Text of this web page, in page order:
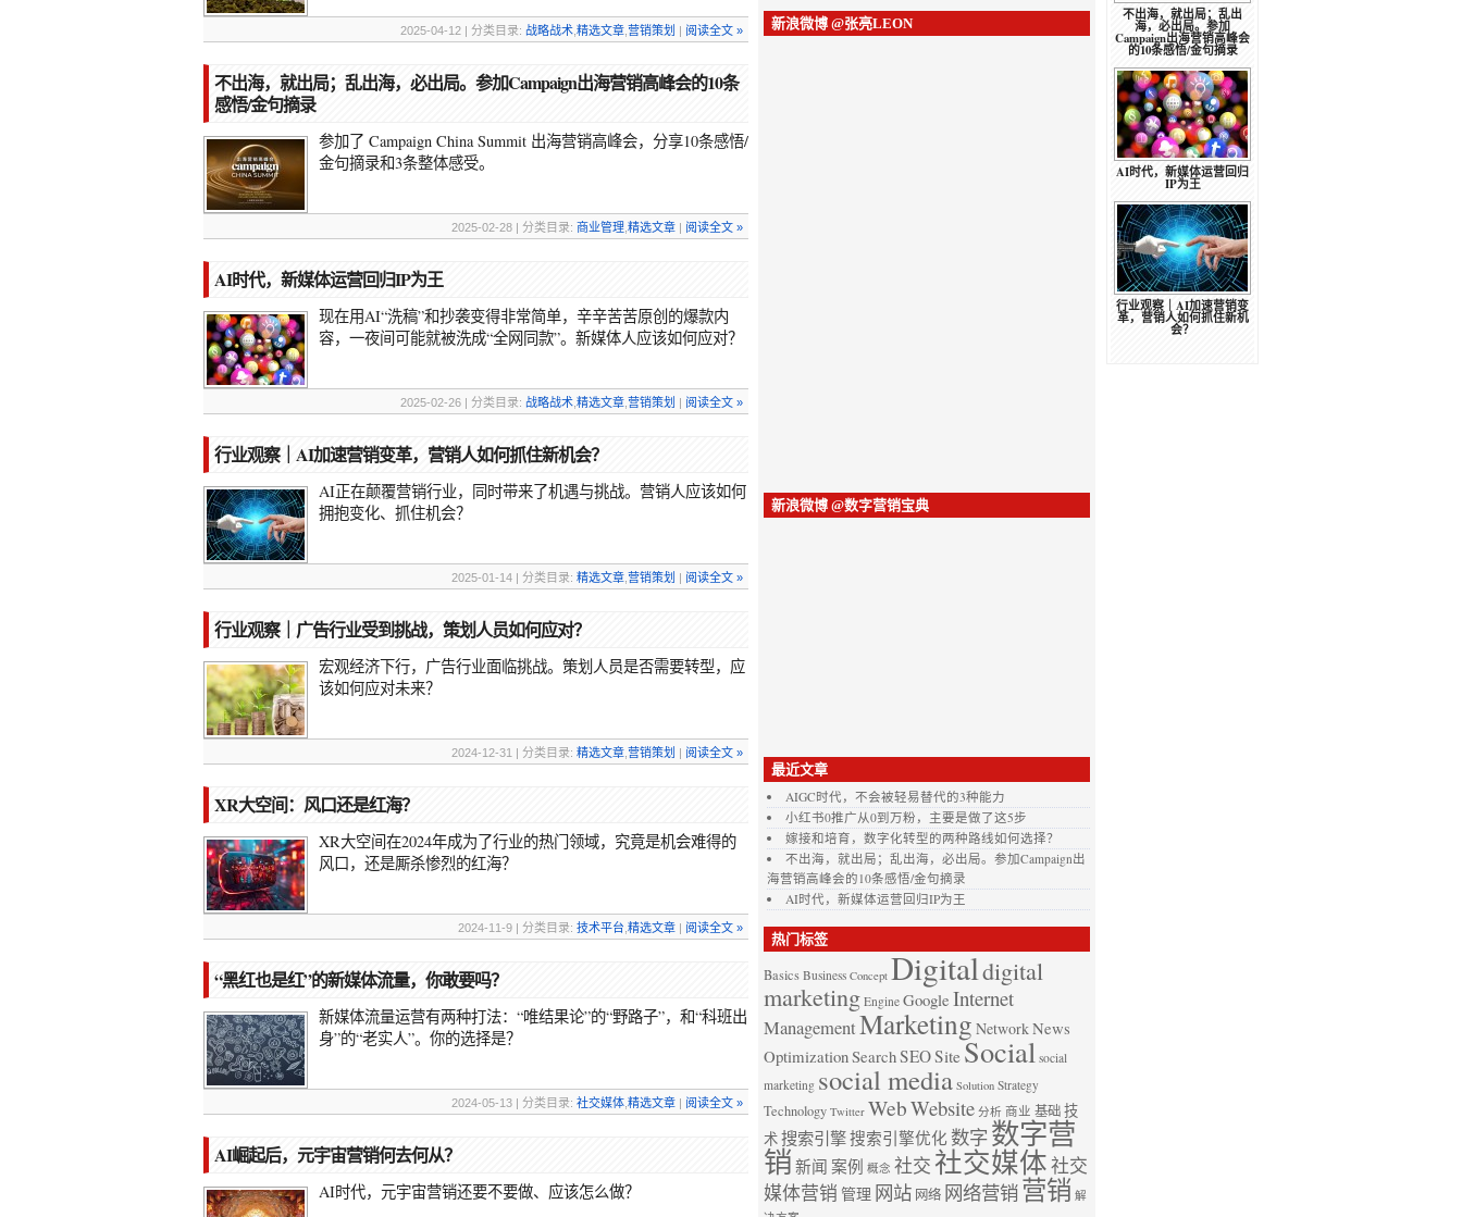
2025-04-12 | 分类目录: 战略战术 精选文章 营销策划 | 阅读全文 »
不出海，就出局；乱出海，必出局。参加Campaign出海营销高峰会的10条
感悟/金句摘录
参加了 Campaign China Summit 出海营销高峰会，分享10条感悟/
金句摘录和3条整体感受。
2025-02-28 | 分类目录: 商业管理 精选文章 | 阅读全文 »
AI时代，新媒体运营回归IP为王
现在用AI“洗稿”和抄袭变得非常简单，辛辛苦苦原创的爆款内
容，一夜间可能就被洗成“全网同款”。新媒体人应该如何应对？
2025-02-26 | 分类目录: 战略战术 精选文章 营销策划 | 阅读全文 »
行业观察｜AI加速营销变革，营销人如何抓住新机会？
AI正在颠覆营销行业，同时带来了机遇与挑战。营销人应该如何
拥抱变化、抓住机会？
2025-01-14 | 分类目录: 精选文章 营销策划 | 阅读全文 »
行业观察｜广告行业受到挑战，策划人员如何应对？
宏观经济下行，广告行业面临挑战。策划人员是否需要转型，应
该如何应对未来？
2024-12-31 | 分类目录: 精选文章 营销策划 | 阅读全文 »
XR大空间：风口还是红海？
XR大空间在2024年成为了行业的热门领域，究竟是机会难得的
风口，还是厮杀惨烈的红海？
2024-11-9 | 分类目录: 技术平台 精选文章 | 阅读全文 »
“黑红也是红”的新媒体流量，你敢要吗？
新媒体流量运营有两种打法：“唯结果论”的“野路子”，和“科班出
身”的“老实人”。你的选择是？
2024-05-13 | 分类目录: 社交媒体 精选文章 | 阅读全文 »
AI崛起后，元宇宙营销何去何从？
AI时代，元宇宙营销还要不要做、应该怎么做？
新浪微博 @张亮LEON
新浪微博 @数字营销宝典
最近文章
AIGC时代，不会被轻易替代的3种能力
小红书0推广从0到万粉，主要是做了这5步
嫁接和培育，数字化转型的两种路线如何选择？
不出海，就出局；乱出海，必出局。参加Campaign出
海营销高峰会的10条感悟/金句摘录
AI时代，新媒体运营回归IP为王
热门标签
Basics Business Concept Digitaldigital
marketing Engine Google Internet
ManagementMarketing NetworkNews
OptimizationSearchSEOSiteSocial social
marketing social media Solution Strategy
Technology Twitter WebWebsite 分析 商业 基础技
术搜索引擎搜索引擎优化 数字数字营
销 新闻 案例 概念 社交 社交媒体社交
媒体营销 管理 网站 网络 网络营销营销 解
不出海，就出局；乱出
海，必出局。参加
Campaign出海营销高峰会
的10条感悟/金句摘录
AI时代，新媒体运营回归
IP为王
行业观察｜AI加速营销变
革，营销人如何抓住新机
会？